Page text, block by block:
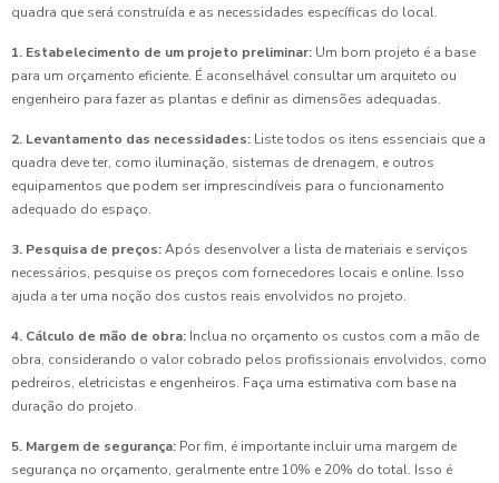
quadra que será construída e as necessidades específicas do local.
1. Estabelecimento de um projeto preliminar: Um bom projeto é a base
para um orçamento eficiente. É aconselhável consultar um arquiteto ou
engenheiro para fazer as plantas e definir as dimensões adequadas.
2. Levantamento das necessidades: Liste todos os itens essenciais que a
quadra deve ter, como iluminação, sistemas de drenagem, e outros
equipamentos que podem ser imprescindíveis para o funcionamento
adequado do espaço.
3. Pesquisa de preços:Após desenvolver a lista de materiais e serviços
necessários, pesquise os preços com fornecedores locais e online. Isso
ajuda a ter uma noção dos custos reais envolvidos no projeto.
4. Cálculo de mão de obra: Inclua no orçamento os custos com a mão de
obra, considerando o valor cobrado pelos profissionais envolvidos, como
pedreiros, eletricistas e engenheiros. Faça uma estimativa com base na
duração do projeto.
5. Margem de segurança: Por fim, é importante incluir uma margem de
segurança no orçamento, geralmente entre 10% e 20% do total. Isso é